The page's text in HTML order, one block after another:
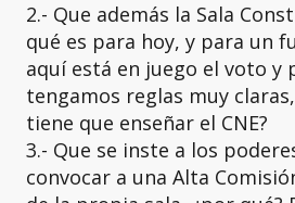
2.- Que además la Sala
qué es para hoy, y para un
aquí está en juego el voto y
tengamos reglas muy
tiene que enseñar el CNE?
3.- Que se inste a los
convocar a una Alta